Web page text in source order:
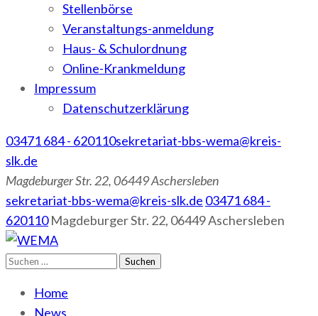
Stellenbörse
Veranstaltungs-anmeldung
Haus- & Schulordnung
Online-Krankmeldung
Impressum
Datenschutzerklärung
03471 684 - 620110sekretariat-bbs-wema@kreis-
slk.de
Magdeburger Str. 22, 06449 Aschersleben
sekretariat-bbs-wema@kreis-slk.de 03471 684 -
620110 Magdeburger Str. 22, 06449 Aschersleben
WEMA
BbS I des Salzlandkreises
Suchen
Home
News